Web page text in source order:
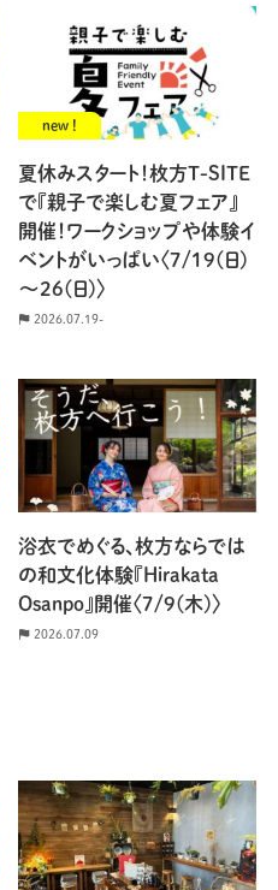
new !
夏休みスタート！枚方T-SITE
で『親子で楽しむ夏フェア』
開催！ワークショップや体験イ
ベントがいっぱい〈7/19(日)
～26(日)〉
2026.07.19-
浴衣でめぐる、枚方ならでは
の和文化体験『Hirakata
Osanpo』開催〈7/9(木)〉
2026.07.09